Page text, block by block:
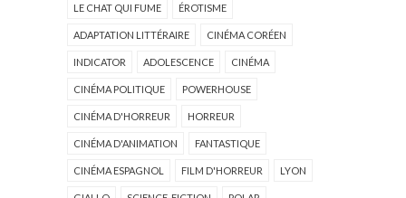
LE CHAT QUI FUME ÉROTISME
ADAPTATION LITTÉRAIRE CINÉMA CORÉEN
INDICATOR ADOLESCENCE CINÉMA
CINÉMA POLITIQUE POWERHOUSE
CINÉMA D'HORREUR HORREUR
CINÉMA D'ANIMATION FANTASTIQUE
CINÉMA ESPAGNOL FILM D'HORREUR LYON